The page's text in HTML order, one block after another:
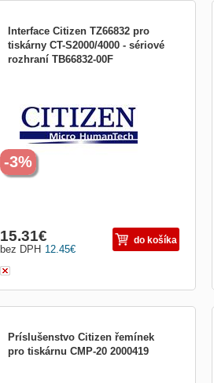
Interface Citizen TZ66832 pro
tiskárny CT-S2000/4000 - sériové
rozhraní TB66832-00F
roky, jinak 90 dnů.
12.45€
bez DPH
15.31€ do košíka
-3%
Príslušenstvo Citizen řemínek
pro tiskárnu CMP-20 2000419